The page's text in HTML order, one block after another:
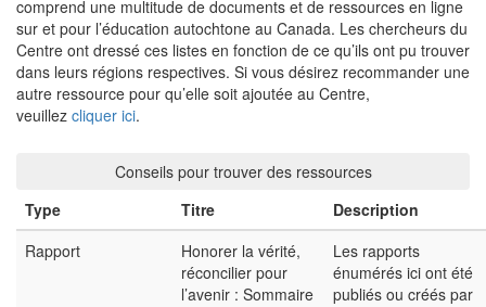
comprend une multitude de documents et de ressources en ligne
sur et pour l’éducation autochtone au Canada. Les chercheurs du
Centre ont dressé ces listes en fonction de ce qu’ils ont pu trouver
dans leurs régions respectives. Si vous désirez recommander une
autre ressource pour qu’elle soit ajoutée au Centre,
veuillez cliquer ici.
Conseils pour trouver des ressources
Type
Titre
Description
Rapport
Honorer la vérité,
réconcilier pour
l’avenir : Sommaire
Les rapports
énumérés ici ont été
publiés ou créés par